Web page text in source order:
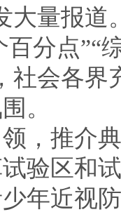
大量报道
百分点”“
社会各
。
推介典
验区和
年近视